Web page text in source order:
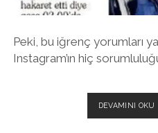
Peki, bu iğrenç yorumları
Instagram’ın hiç
DEVAMINI OKU